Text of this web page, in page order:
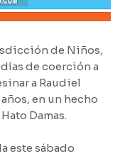
de Niños,
de coerción a
a Raudiel
en un hecho
Damas.
este sábado